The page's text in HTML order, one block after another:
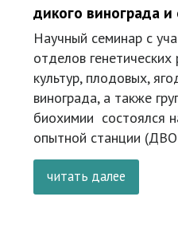
дикого винограда
Научный семинар с
отделов
культур, плодовых,
винограда, а также
биохимии состоялся
опытной станции
читать далее